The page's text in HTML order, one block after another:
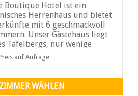
Boutique Hotel ist ein
Herrenhaus und bietet
mit 6 geschmackvoll
Unser Gästehaus liegt
Tafelbergs, nur wenige
University of Cape Town
Carmichael Guesthouse
auf Anfrage
WÄHLEN